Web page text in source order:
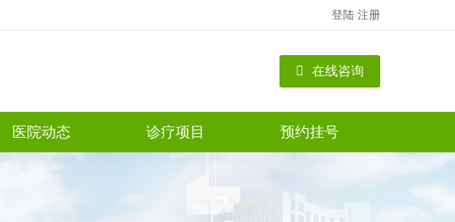
登陆 注册
在线咨询
医院动态 诊疗项目 预约挂号